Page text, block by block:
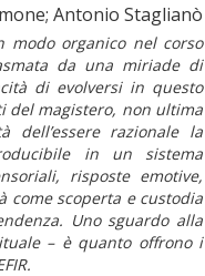
Antonio Staglianò
modo organico nel corso
da una miriade di
di evolversi in questo
del magistero, non ultima
dell’essere razionale la
in un sistema
risposte emotive,
come scoperta e custodia
Uno sguardo alla
– è quanto offrono i